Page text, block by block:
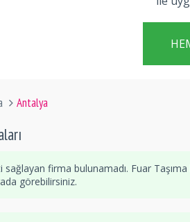
Antalya
firma bulunamadı. Fuar
görebilirsiniz.